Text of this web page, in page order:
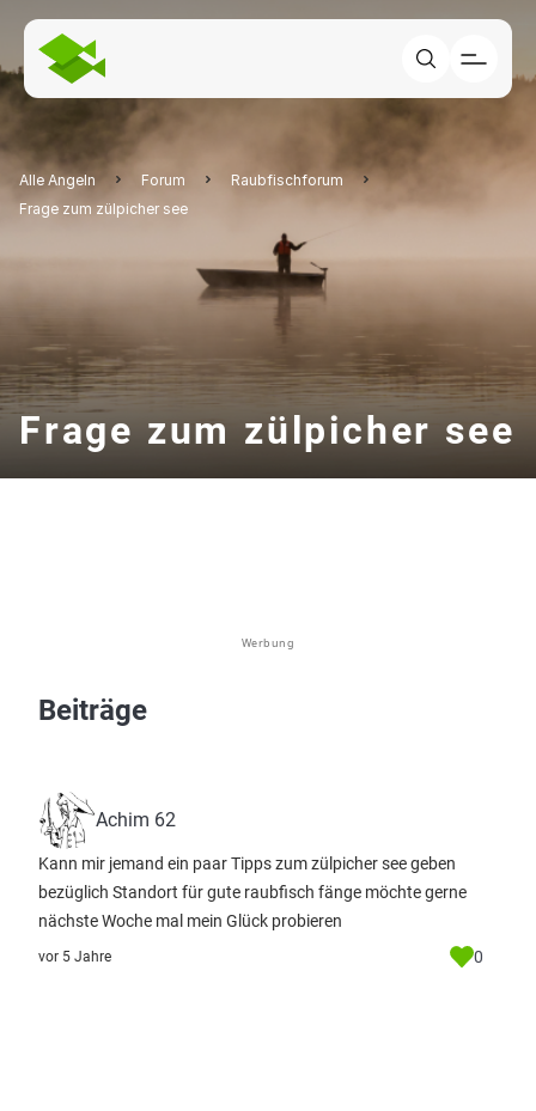
Alle Angeln Forum
Raubfischforum
Frage zum zülpicher see
Frage zum zülpicher see
Werbung
Beiträge
Achim 62
Kann mir jemand ein paar Tipps zum zülpicher see geben
bezüglich Standort für gute raubfisch fänge möchte gerne
nächste Woche mal mein Glück probieren
vor 5 Jahre 0